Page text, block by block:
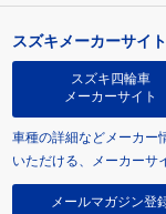
スズキメーカーサイト
スズキ四輪車
メーカーサイト
車種の詳細などメーカー
いただける、メーカーサ
メールマガジン登